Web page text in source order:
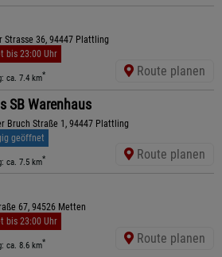
Strasse 36, 94447 Plattling
bis 23:00 Uhr
ca. 7.4 km* Route planen
SB Warenhaus
Bruch Straße 1, 94447 Plattling
geöffnet
ca. 7.5 km* Route planen
67, 94526 Metten
bis 23:00 Uhr
ca. 8.6 km* Route planen